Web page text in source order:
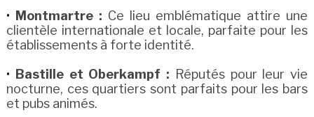
Montmartre : Ce lieu emblématique attire une
clientèle internationale et locale, parfaite pour les
établissements à forte identité.
Bastille et Oberkampf : Réputés pour leur vie
nocturne, ces quartiers sont parfaits pour les bars
et pubs animés.